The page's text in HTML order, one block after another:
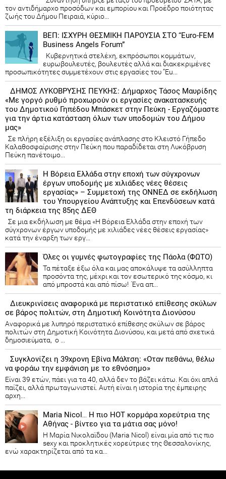
τον αντιδήμαρχο προσόδων και εμπορίου και Προέδρο ποιότητας
ζωής του Δήμου Πειραιά, κύριο...
ΒΕΠ: ΙΣΧΥΡΗ ΘΕΣΜΙΚΗ ΠΑΡΟΥΣΙΑ ΣΤΟ “Euro-FEM
Business Angels Forum”
Κυβερνητικά στελέχη, εκπρόσωποι κομμάτων,
ευρωβουλευτές, βουλευτές αλλά και διακεκριμένες
προσωπικότητες συμμετέχουν στις εργασίες του “Eu...
ΔΗΜΟΣ ΛΥΚΟΒΡΥΣΗΣ ΠΕΥΚΗΣ: Δήμαρχος Τάσος Μαυρίδης
«Με γοργό ρυθμό προχωρούν οι εργασίες ανακατασκευής
του Δημοτικού Γηπέδου Μπάσκετ στην Πεύκη - Εργαζόμαστε
για την άρτια κατάσταση όλων των υποδομών του Δήμου
μας»
Σε πλήρη εξέλιξη οι εργασίες ανάπλασης στο Κλειστό Γήπεδο
Καλαθοσφαίρισης στην Πεύκη που παραδίδεται στη Λυκόβρυση
Πεύκη πανέτοιμο...
Η Βόρεια Ελλάδα στην εποχή των σύγχρονων
έργων υποδομής με χιλιάδες νέες θέσεις
εργασίας» – Συμμετοχή της ΟΝΝΕΔ σε εκδήλωση
του Υπουργείου Ανάπτυξης και Επενδύσεων κατά
τη διάρκεια της 85ης ΔΕΘ
Σε μια εκδήλωση με θέμα «Η Βόρεια Ελλάδα στην εποχή των
σύγχρονων έργων υποδομής με χιλιάδες νέες θέσεις εργασίας»
κατά την έναρξη των εργ...
Όλες οι γυμνές φωτογραφίες της Πάολα (ΦΩΤΟ)
Τα πέταξε έξω όλα και μας αποκάλυψε τα ασύλληπτα
προσόντα της, μέχρι και τον εσωτερικό της κόσμο, κι
από μπροστά και από πίσω! Ένα απ...
Διευκρινίσεις αναφορικά με περιστατικό επίθεσης σκύλων
σε βάρος πολιτών, στη Δημοτική Κοινότητα Διονύσου
Αναφορικά με λυπηρό περιστατικό επίθεσης σκύλων σε βάρος
πολιτών στη Δημοτική Κοινότητα Διονύσου, και μετά από σχετικά
δημοσιεύματα, ο ...
Συγκλονίζει η 39χρονη Εβίνα Μάλτση: «Οταν πεθάνω, θέλω
να φοράω την εμφάνιση με το εθνόσημο»
Είναι 39 ετών, πάει για τα 40, αλλά δεν το βάζει κάτω. Και όχι απλά
παίζει, αλλά πρωταγωνιστεί. Αυτή είναι η ιστορία της έμπειρης
αρχη...
Maria Nicol… Η πιο HOT κορμάρα χορεύτρια της
Αθήνας - βίντεο για τα μάτια σας μόνο!
Η Μαρία Νικολαϊδου (Maria Nicol) είναι μία από τις πιο
sexy και προκλητικές χορεύτριες της Θεσσαλονίκης,
ενώ χαρακτηρίζεται από τα κα...